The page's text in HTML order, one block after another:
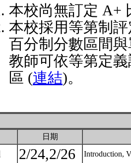
本校尚無訂定 A+
本校採用等第制
百分制分數區間
教師可依等第定
區 (連結)。
日期
2/24,2/26 Introduction,